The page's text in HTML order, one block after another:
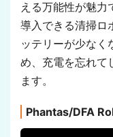
える万能性が魅力
導入できる清掃ロ
ッテリーが少なく
め、充電を忘れて
ます。
Phantas/DFA